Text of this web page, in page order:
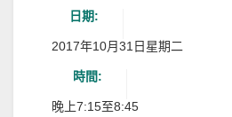
日期:
2017年10月31日星期二
時間:
晚上7:15至8:45